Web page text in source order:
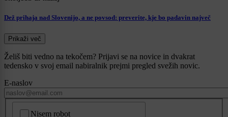
Dež prihaja nad Slovenijo, a ne povsod: preverite, kje bo padavin največ
Prikaži več
Želiš biti vedno na tekočem? Prijavi se na novice in dvakrat
tedensko v svoj email nabiralnik prejmi pregled svežih novic.
E-naslov
Nisem robot